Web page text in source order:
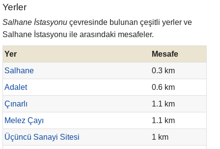
Yerler
Salhane İstasyonu çevresinde bulunan çeşitli yerler ve
Salhane İstasyonu ile arasındaki mesafeler.
Yer
Mesafe
Salhane
0.3 km
Adalet
0.6 km
Çınarlı
1.1 km
Melez Çayı
1.1 km
Üçüncü Sanayi Sitesi
1 km